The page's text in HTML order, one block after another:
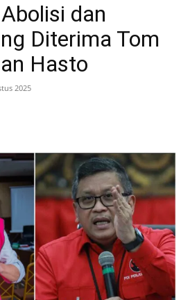
dan
Diterima Tom
Hasto
2025